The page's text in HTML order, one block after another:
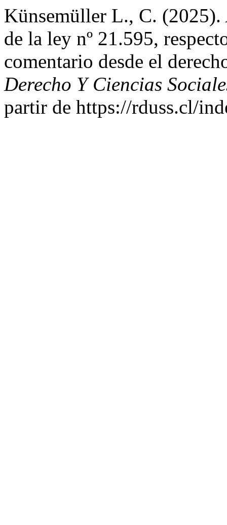
Künsemüller L., C. (2025).
de la ley nº 21.595,
comentario desde el
Derecho Y Ciencias
partir de https://rduss.cl/